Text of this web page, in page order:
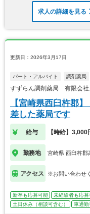
求人の詳細を見る
更新日：2026年3月17日
パート・アルバイト 調剤薬局
すずらん調剤薬局 有限会社
【宮崎県西臼杵郡
差した薬局です
給与 【時給】3,000
勤務地 宮崎県 西臼杵郡
アクセス ※お問い合わせ
新卒も応募可能 未経験者も応募
土日休み（相談可含む）
車通勤